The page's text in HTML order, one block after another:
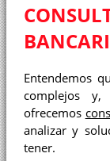
Entendemos
complejos
ofrecemos
analizar y
tener.